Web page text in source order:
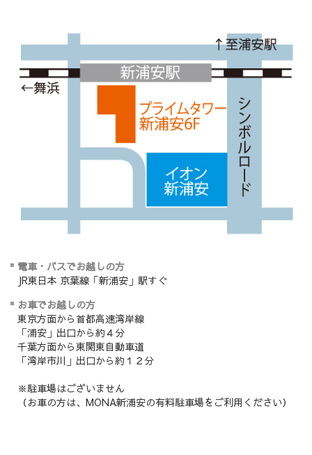
電車・バスでお越しの方
JR東日本 京葉線「新浦安」駅すぐ
お車でお越しの方
東京方面から首都高速湾岸線
「浦安」出口から約４分
千葉方面から東関東自動車道
「湾岸市川」出口から約１２分
※駐車場はございません
（お車の方は、MONA新浦安の有料駐車場をご利用ください）